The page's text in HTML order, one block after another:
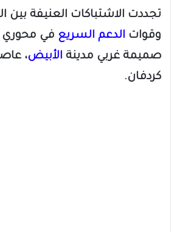
تجددت الاشتباكات العنيفة بين
وقوات الدعم السريع في محوري
صميمة غربي مدينة الأبيض،
كردفان.